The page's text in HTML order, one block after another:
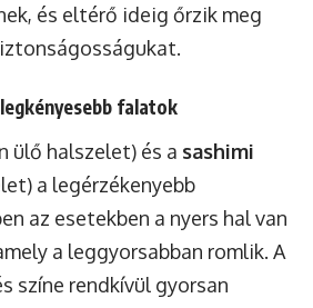
és eltérő ideig őrzik meg
falatok
ülő halszelet) és a sashimi
a legérzékenyebb
az esetekben a nyers hal van
a leggyorsabban romlik. A
színe rendkívül gyorsan